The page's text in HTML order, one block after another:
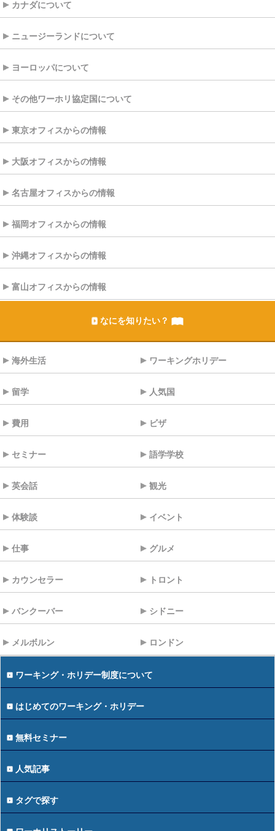
カナダについて
ニュージーランドについて
ヨーロッパについて
その他ワーホリ協定国について
東京オフィスからの情報
大阪オフィスからの情報
名古屋オフィスからの情報
福岡オフィスからの情報
沖縄オフィスからの情報
富山オフィスからの情報
なにを知りたい？
海外生活 ワーキングホリデー
留学 人気国
費用 ビザ
セミナー 語学学校
英会話 観光
体験談 イベント
仕事 グルメ
カウンセラー トロント
バンクーバー シドニー
メルボルン ロンドン
ワーキング・ホリデー制度について
はじめてのワーキング・ホリデー
無料セミナー
人気記事
タグで探す